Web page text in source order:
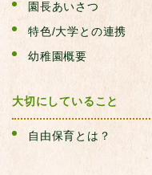
U.はらっぱ
V.お知らせ
園長あいさつ
特色/大学との連携
幼稚園概要
大切にしていること
自由保育とは？